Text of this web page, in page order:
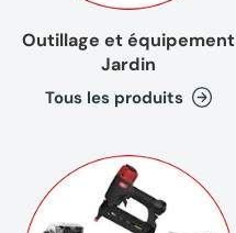
Outillage et équipement
Jardin
Tous les produits